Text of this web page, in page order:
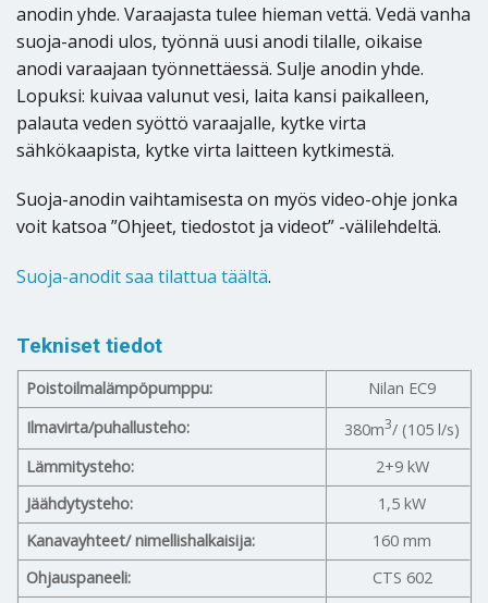
anodin yhde. Varaajasta tulee hieman vettä. Vedä vanha
suoja-anodi ulos, työnnä uusi anodi tilalle, oikaise
anodi varaajaan työnnettäessä. Sulje anodin yhde.
Lopuksi: kuivaa valunut vesi, laita kansi paikalleen,
palauta veden syöttö varaajalle, kytke virta
sähkökaapista, kytke virta laitteen kytkimestä.
Suoja-anodin vaihtamisesta on myös video-ohje jonka
voit katsoa ”Ohjeet, tiedostot ja videot” -välilehdeltä.
Suoja-anodit saa tilattua täältä.
Tekniset tiedot
Poistoilmalämpöpumppu:
Nilan EC9
Ilmavirta/puhallusteho:
380m3/ (105 l/s)
Lämmitysteho:
2+9 kW
Jäähdytysteho:
1,5 kW
Kanavayhteet/ nimellishalkaisija:
160 mm
Ohjauspaneeli:
CTS 602